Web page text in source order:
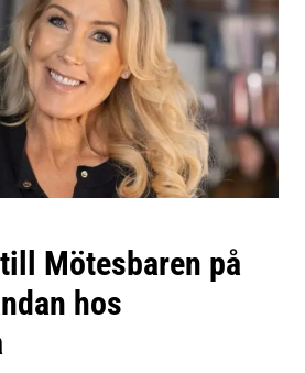
Mötesbaren på
hos